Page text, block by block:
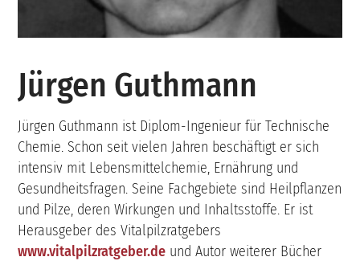
Jürgen Guthmann
Jürgen Guthmann ist Diplom-Ingenieur für Technische
Chemie. Schon seit vielen Jahren beschäftigt er sich
intensiv mit Lebensmittelchemie, Ernährung und
Gesundheitsfragen. Seine Fachgebiete sind Heilpflanzen
und Pilze, deren Wirkungen und Inhaltsstoffe. Er ist
Herausgeber des Vitalpilzratgebers
www.vitalpilzratgeber.de und Autor weiterer Bücher